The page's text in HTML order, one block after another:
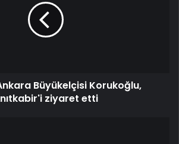
Büyükelçisi Korukoğlu,
ziyaret etti